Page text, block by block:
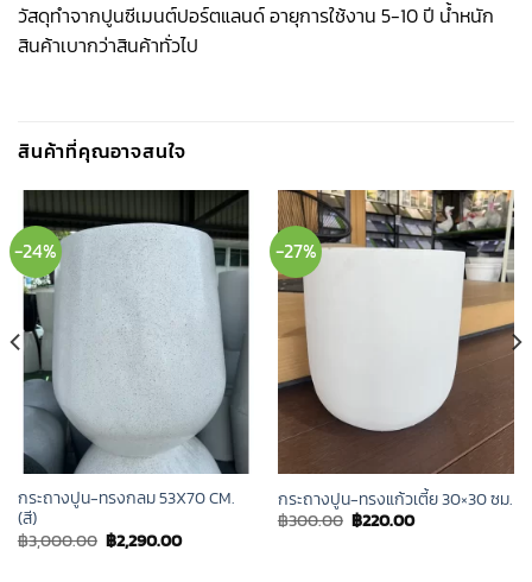
วัสดุทำจากปูนซีเมนต์ปอร์ตแลนด์ อายุการใช้งาน 5-10 ปี น้ำหนัก
สินค้าเบากว่าสินค้าทั่วไป
สินค้าที่คุณอาจสนใจ
-24%
กระถางปูน-ทรงกลม 53X70 CM.
(สี)
฿3,000.00 Original
price
฿2,290.00Current
price
-27%
กระถางปูน-ทรงแก้วเตี้ย 30×30 ซม.
฿300.00 Original
price
฿220.00Current